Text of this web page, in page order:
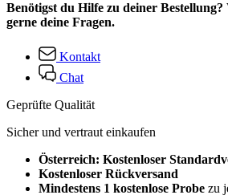
Benötigst du Hilfe zu deiner
gerne deine Fragen.
Kontakt
Chat
Geprüfte Qualität
Sicher und vertraut einkaufen
Österreich: Kostenloser
Kostenloser Rückversand
Mindestens 1 kostenlose Probe zu